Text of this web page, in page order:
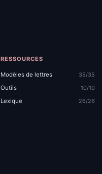
RESSOURCES
Modèles de lettres
35/35
Outils
10/10
Lexique
26/26